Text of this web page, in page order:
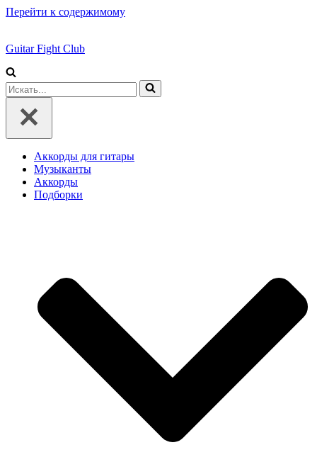
Перейти к содержимому
Guitar Fight Club
Искать...
Аккорды для гитары
Музыканты
Аккорды
Подборки